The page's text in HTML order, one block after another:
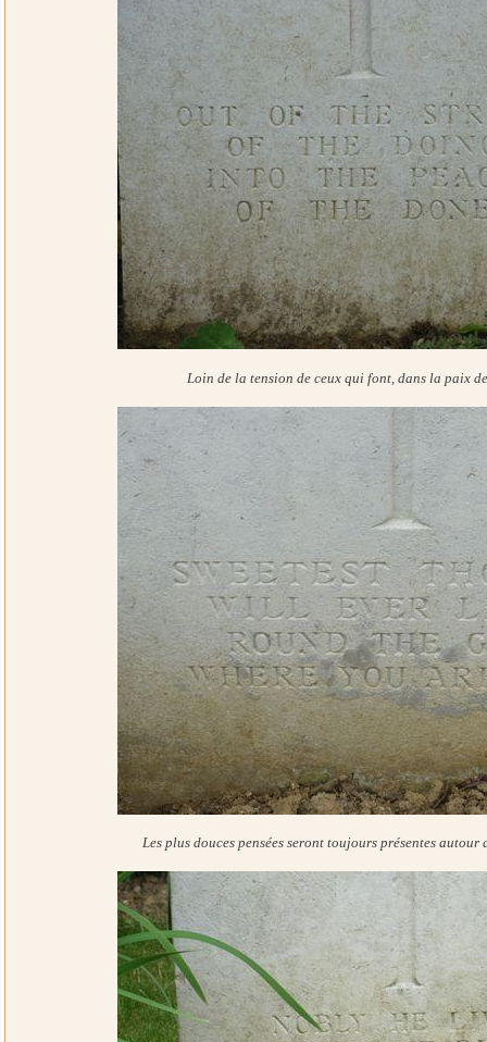
Loin de la tension de ceux qui font, dans la paix
Les plus douces pensées seront toujours présentes autour